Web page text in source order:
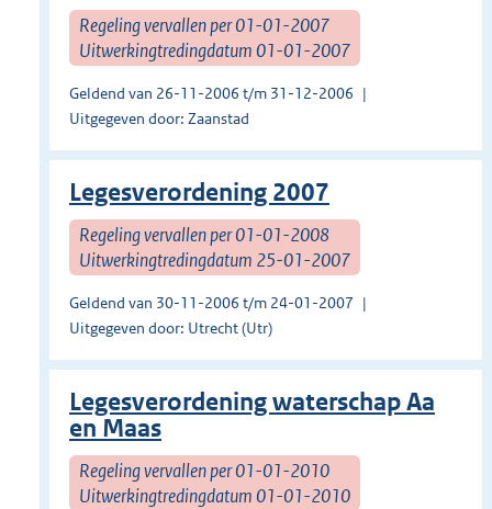
Regeling vervallen per 01-01-2007
Uitwerkingtredingdatum 01-01-2007
Geldend van 26-11-2006 t/m 31-12-2006
Uitgegeven door: Zaanstad
Legesverordening 2007
Regeling vervallen per 01-01-2008
Uitwerkingtredingdatum 25-01-2007
Geldend van 30-11-2006 t/m 24-01-2007
Uitgegeven door: Utrecht (Utr)
Legesverordening waterschap Aa
en Maas
Regeling vervallen per 01-01-2010
Uitwerkingtredingdatum 01-01-2010